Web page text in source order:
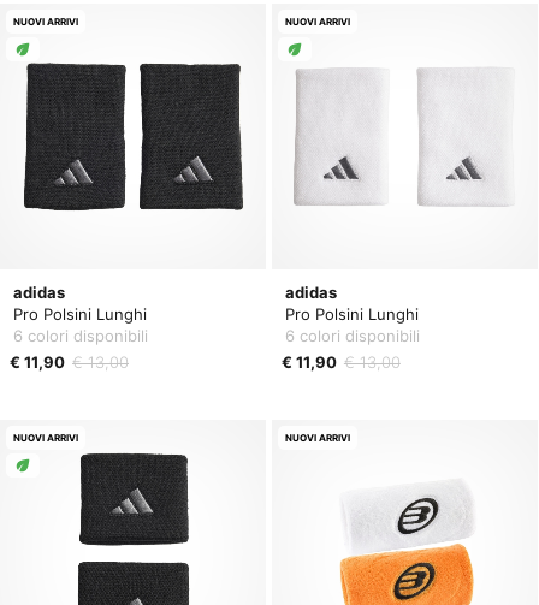
adidas
Pro Polsini Lunghi
6 colori disponibili
€ 11,90 € 13,00
NUOVI ARRIVI
adidas
Pro Polsini Lunghi
6 colori disponibili
€ 11,90 € 13,00
NUOVI ARRIVI
NUOVI ARRIVI NUOVI ARRIVI